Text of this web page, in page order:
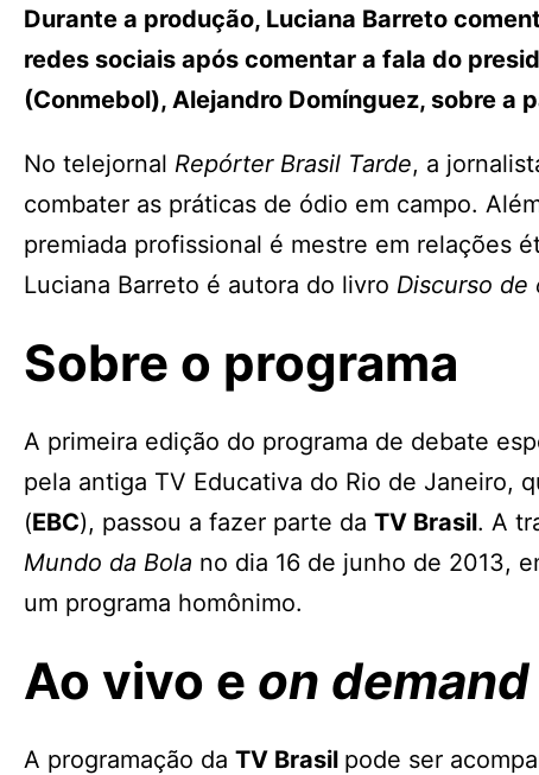
Durante a produção, Luciana Barreto
redes sociais após comentar a fala do
(Conmebol), Alejandro Domínguez, sobre a
No telejornal Repórter Brasil Tarde, a
combater as práticas de ódio em campo.
premiada profissional é mestre em relações
Luciana Barreto é autora do livro Discurso de
Sobre o programa
A primeira edição do programa de debate
pela antiga TV Educativa do Rio de Janeiro,
(EBC), passou a fazer parte da TV Brasil. A
Mundo da Bola no dia 16 de junho de 2013,
um programa homônimo.
Ao vivo e on demand
A programação da TV Brasil pode ser